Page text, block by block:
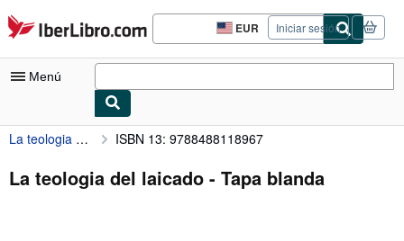
Pasar al contenido principal
IberLibro.com EUR
Preferencias
de
del
Iniciar sesión
Menú
Mi cuenta
Consultar mis pedidos
La teologia del laicado ISBN 13: 9788488118967
La teologia del laicado - Tapa blanda